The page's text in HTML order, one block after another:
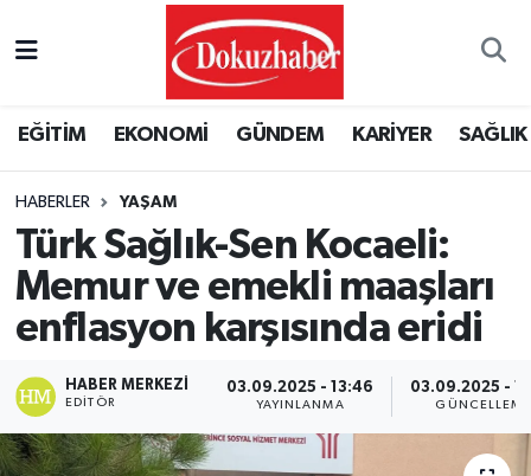
EĞİTİM EKONOMİ GÜNDEM KARİYER SAĞLIK
HABERLER YAŞAM
Türk Sağlık-Sen Kocaeli:
Memur ve emekli maaşları
enflasyon karşısında eridi
HABER MERKEZI
EDITÖR
03.09.2025 - 13:46
YAYINLANMA
03.09.2025 -
GÜNCELLEME
Puan Durumu ve Fikstür
Tüm Manşetler
Son Dakika Haberleri
Haber Arşivi